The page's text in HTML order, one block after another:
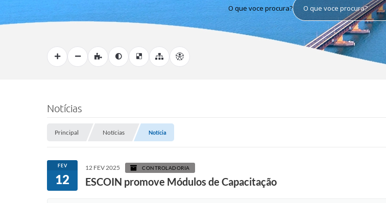
O que voce procura?
Notícias
Principal Notícias Notícia
FEV
12
12 FEV 2025 CONTROLADORIA
ESCOIN promove Módulos de Capacitação